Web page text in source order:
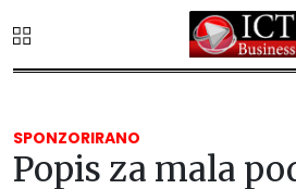
SPONZORIRANO
Popis za mala